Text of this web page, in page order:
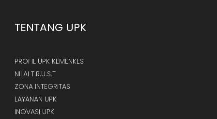
TENTANG UPK
PROFIL UPK KEMENKES
NILAI T.R.U.S.T
ZONA INTEGRITAS
LAYANAN UPK
INOVASI UPK